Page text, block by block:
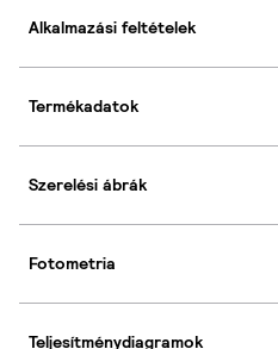
Alkalmazási feltételek
Termékadatok
Szerelési ábrák
Fotometria
Teljesítménydiagramok